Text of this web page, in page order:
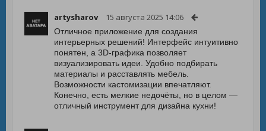
artysharov 15 августа 2025 14:06
Отличное приложение для создания
интерьерных решений! Интерфейс интуитивно
понятен, а 3D-графика позволяет
визуализировать идеи. Удобно подбирать
материалы и расставлять мебель.
Возможности кастомизации впечатляют.
Конечно, есть мелкие недочёты, но в целом —
отличный инструмент для дизайна кухни!